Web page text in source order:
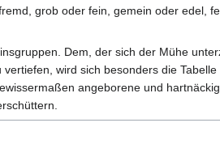
grob oder fein, gemein oder edel,
Dem, der sich der Mühe
wird sich besonders die
angeborene und